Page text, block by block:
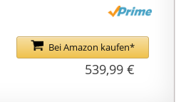
72MP Fotos und 8K
Zeitraffer. Wähle deine
bevorzugte Perspektive
Bei Amazon kaufen*
539,99 €